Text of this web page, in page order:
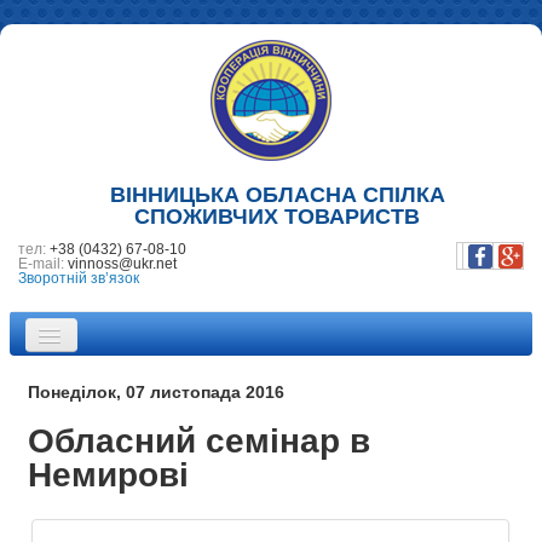
ВІННИЦЬКА ОБЛАСНА СПІЛКА
СПОЖИВЧИХ ТОВАРИСТВ
тел: +38 (0432) 67-08-10
E-mail: vinnoss@ukr.net
Зворотній зв’язок
НОВИНИ
ПІДПРИЄМСТВА
Понеділок, 07 листопада 2016
Обласний семінар в
Немирові